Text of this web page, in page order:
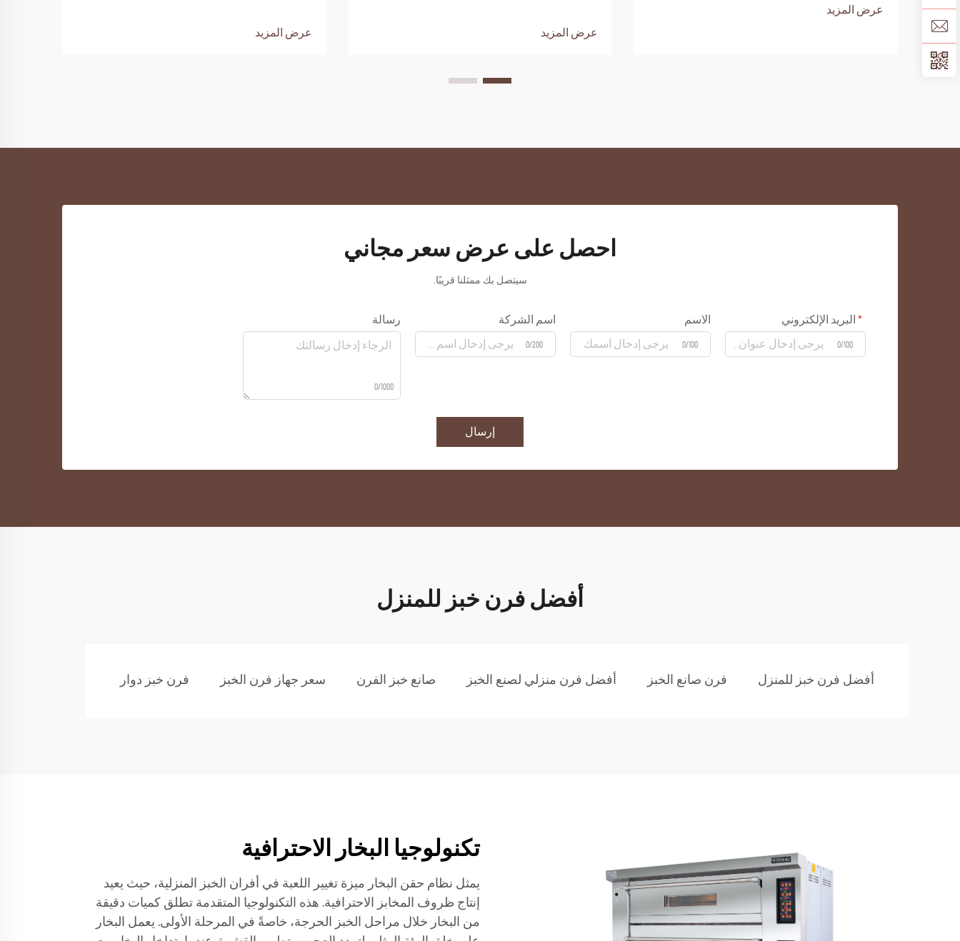
عرض المزيد
عرض المزيد عرض المزيد
احصل على عرض سعر مجاني
سيتصل بك ممثلنا قريبًا.
البريد الإلكتروني
0/100
الاسم
0/100
اسم الشركة
0/200
رسالة
0/1000
إرسال
أفضل فرن خبز للمنزل
أفضل فرن خبز للمنزل فرن صانع الخبز أفضل فرن منزلي لصنع الخبز صانع خبز الفرن سعر جهاز فرن الخبز فرن خبز دوار
تكنولوجيا البخار الاحترافية
يمثل نظام حقن البخار ميزة تغيير اللعبة في أفران الخبز المنزلية، حيث يعيد
إنتاج ظروف المخابز الاحترافية. هذه التكنولوجيا المتقدمة تطلق كميات دقيقة
من البخار خلال مراحل الخبز الحرجة، خاصةً في المرحلة الأولى. يعمل البخار